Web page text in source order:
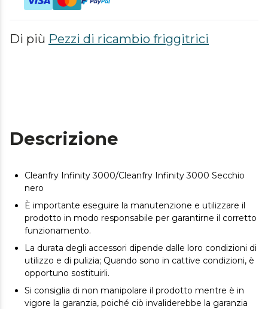
Di più Pezzi di ricambio friggitrici
Descrizione
Cleanfry Infinity 3000/Cleanfry Infinity 3000 Secchio
nero
È importante eseguire la manutenzione e utilizzare il
prodotto in modo responsabile per garantirne il corretto
funzionamento.
La durata degli accessori dipende dalle loro condizioni di
utilizzo e di pulizia; Quando sono in cattive condizioni, è
opportuno sostituirli.
Si consiglia di non manipolare il prodotto mentre è in
vigore la garanzia, poiché ciò invaliderebbe la garanzia